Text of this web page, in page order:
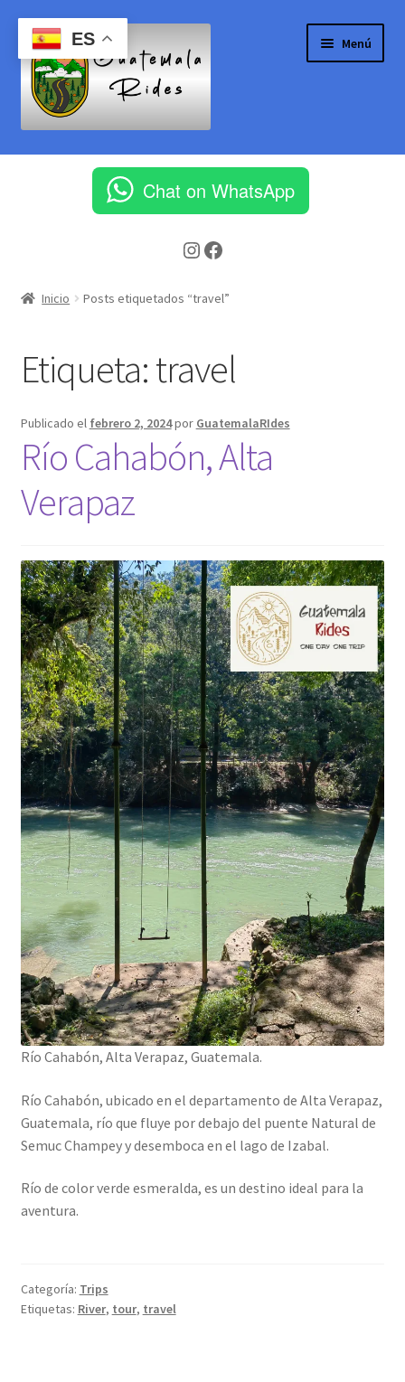
a
navegación
al
contenido
Menú
Inicio
Aeropuerto Internacional la Aurora
Cart
Client Portal
Formulario
My account
Chat on WhatsApp
Instagram
Facebook
Inicio Posts etiquetados “travel”
Etiqueta:travel
Publicado el febrero 2, 2024por GuatemalaRIdes
Río Cahabón, Alta
Verapaz
Río Cahabón, Alta Verapaz, Guatemala.
Río Cahabón, ubicado en el departamento de Alta Verapaz,
Guatemala, río que fluye por debajo del puente Natural de
Semuc Champey y desemboca en el lago de Izabal.
Río de color verde esmeralda, es un destino ideal para la
aventura.
Categoría: Trips
Etiquetas: River, tour, travel
ES